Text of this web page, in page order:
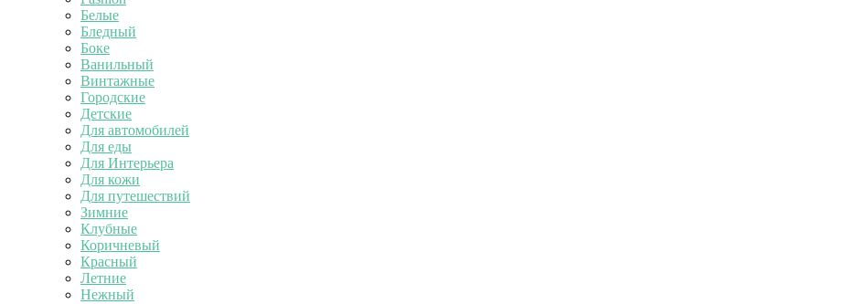
Белые
Бледный
Боке
Ванильный
Винтажные
Городские
Детские
Для автомобилей
Для еды
Для Интерьера
Для кожи
Для путешествий
Зимние
Клубные
Коричневый
Красный
Летние
Нежный